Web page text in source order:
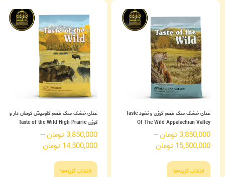
غذای خشک سگ طعم گوزن و نخود Taste
Of The Wild Appalachian Valley
3,850,000 تومان –
15,500,000 تومان
انتخاب گزینه‌ها
غذای خشک سگ طعم گاومیش کوهان دار و
گوزن Taste of the Wild High Prairie
3,850,000 تومان –
14,500,000 تومان
انتخاب گزینه‌ها